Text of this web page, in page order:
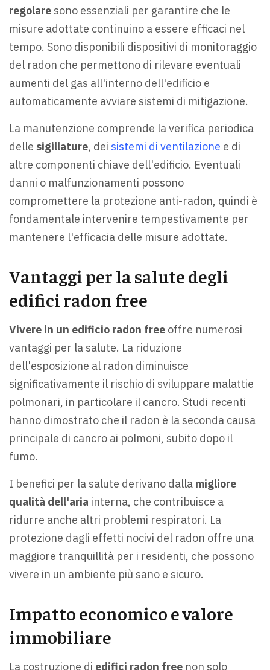
regolare sono essenziali per garantire che le
misure adottate continuino a essere efficaci nel
tempo. Sono disponibili dispositivi di monitoraggio
del radon che permettono di rilevare eventuali
aumenti del gas all'interno dell'edificio e
automaticamente avviare sistemi di mitigazione.
La manutenzione comprende la verifica periodica
delle sigillature, dei sistemi di ventilazione e di
altre componenti chiave dell'edificio. Eventuali
danni o malfunzionamenti possono
compromettere la protezione anti-radon, quindi è
fondamentale intervenire tempestivamente per
mantenere l'efficacia delle misure adottate.
Vantaggi per la salute degli
edifici radon free
Vivere in un edificio radon free offre numerosi
vantaggi per la salute. La riduzione
dell'esposizione al radon diminuisce
significativamente il rischio di sviluppare malattie
polmonari, in particolare il cancro. Studi recenti
hanno dimostrato che il radon è la seconda causa
principale di cancro ai polmoni, subito dopo il
fumo.
I benefici per la salute derivano dalla migliore
qualità dell'aria interna, che contribuisce a
ridurre anche altri problemi respiratori. La
protezione dagli effetti nocivi del radon offre una
maggiore tranquillità per i residenti, che possono
vivere in un ambiente più sano e sicuro.
Impatto economico e valore
immobiliare
La costruzione di edifici radon free non solo